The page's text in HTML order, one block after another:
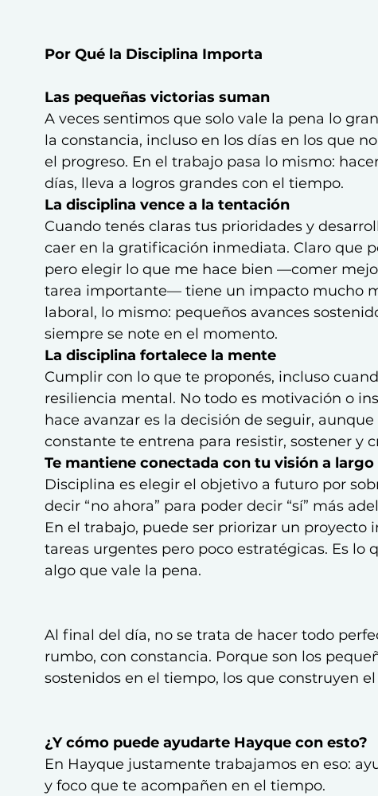
Por Qué la Disciplina Importa
Las pequeñas victorias suman
A veces sentimos que solo vale la pena lo
la constancia, incluso en los días en los que
el progreso. En el trabajo pasa lo mismo:
días, lleva a logros grandes con el tiempo.
La disciplina vence a la tentación
Cuando tenés claras tus prioridades y
caer en la gratificación inmediata. Claro que
pero elegir lo que me hace bien —comer
tarea importante— tiene un impacto mucho
laboral, lo mismo: pequeños avances
siempre se note en el momento.
La disciplina fortalece la mente
Cumplir con lo que te proponés, incluso
resiliencia mental. No todo es motivación o
hace avanzar es la decisión de seguir,
constante te entrena para resistir, sostener y
Te mantiene conectada con tu visión a largo
Disciplina es elegir el objetivo a futuro por
decir “no ahora” para poder decir “sí” más
En el trabajo, puede ser priorizar un
tareas urgentes pero poco estratégicas. Es lo
algo que vale la pena.
Al final del día, no se trata de hacer todo
rumbo, con constancia. Porque son los
sostenidos en el tiempo, los que construyen
¿Y cómo puede ayudarte Hayque con esto?
En Hayque justamente trabajamos en eso:
y foco que te acompañen en el tiempo.